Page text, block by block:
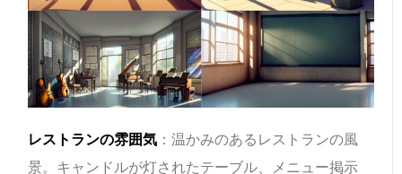
レストランの雰囲気 ：温かみのあるレストランの風
景。キャンドルが灯されたテーブル、メニュー掲示